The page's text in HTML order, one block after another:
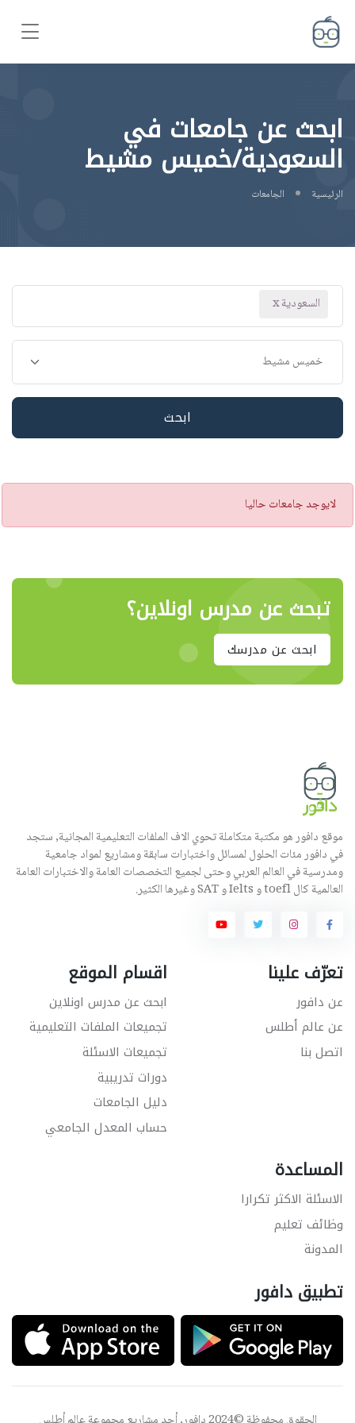
ابحث عن جامعات في
السعودية/خميس مشيط
الرئيسية الجامعات
السعودية
ابحث
تنبيه
لايوجد جامعات حاليا
تبحث عن مدرس اونلاين؟
ابحث عن مدرسك
موقع دافور هو مكتبة متكاملة تحوي الاف الملفات التعليمية المجانية, ستجد
في دافور مئات الحلول لمسائل واختبارات سابقة ومشاريع لمواد جامعية
ومدرسية في العالم العربي وحتى لجميع التخصصات العامة والاختبارات العامة
العالمية كال toefl و Ielts و SAT وغيرها الكثير.
تعرّف علينا
عن دافور
عن عالم أطلس
اتصل بنا
اقسام الموقع
ابحث عن مدرس اونلاين
تجميعات الملفات التعليمية
تجميعات الاسئلة
دورات تدريبية
دليل الجامعات
حساب المعدل الجامعي
المساعدة
الاسئلة الاكثر تكرارا
وظائف تعليم
المدونة
تطبيق دافور